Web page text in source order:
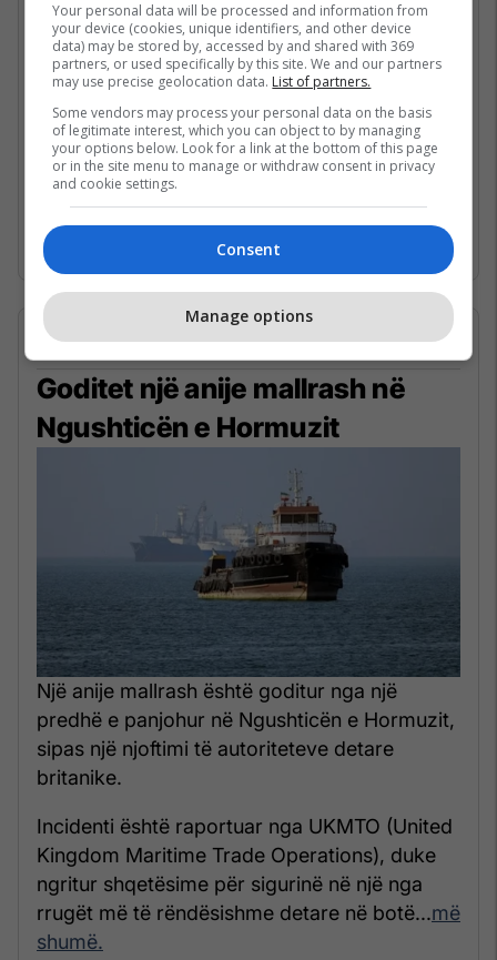
Presidenti amerikan, Donald Trump ka
deklaruar se është i gatshëm të godasë rëndë
ekonominë e Iranit, duke thënë se do ta bënte
këtë “sepse dua të fitoj”.
Gjatë një takimi me gazetarë, ndërsa në
dhomë ndodheshin edhe fëmijë, ai u pyet për
shumë.
05/05/2026 • 23:42
Goditet një anije mallrash në
Ngushticën e Hormuzit
Një anije mallrash është goditur nga një
predhë e panjohur në Ngushticën e Hormuzit,
sipas një njoftimi të autoriteteve detare
britanike.
Incidenti është raportuar nga UKMTO (United
Kingdom Maritime Trade Operations), duke
ngritur shqetësime për sigurinë në një nga
rrugët më të rëndësishme detare në botë...më
shumë.
Your personal data will be processed and information from
your device (cookies, unique identifiers, and other device
data) may be stored by, accessed by and shared with 369
partners, or used specifically by this site. We and our partners
may use precise geolocation data. List of partners.
Some vendors may process your personal data on the basis
of legitimate interest, which you can object to by managing
your options below. Look for a link at the bottom of this page
or in the site menu to manage or withdraw consent in privacy
and cookie settings.
Consent
Manage options